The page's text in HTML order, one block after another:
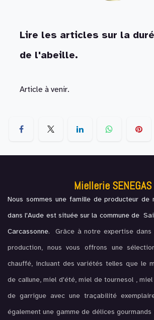
Lire les articles sur la
de l'abeille.
Article à venir.
Miellerie SENEGAS
Nous sommes une famille de producteur de
dans l'Aude est située sur la commune de
Carcassonne.
Grâce à notre expertise
production, nous vous offrons une
chauffé, incluant des variétés telles que le
de callune, miel d'été, miel de tournesol ,
de garrigue avec une traçabilité
également une gamme de délices